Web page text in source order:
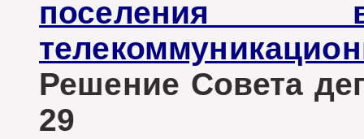
поселения
Решение Совета
29